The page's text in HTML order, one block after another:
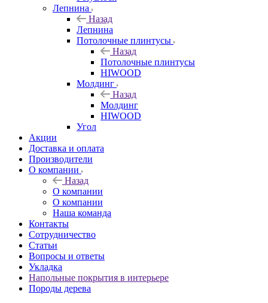
Лепнина
Назад
Лепнина
Потолочные плинтусы
Назад
Потолочные плинтусы
HIWOOD
Молдинг
Назад
Молдинг
HIWOOD
Угол
Акции
Доставка и оплата
Производители
О компании
Назад
О компании
О компании
Наша команда
Контакты
Сотрудничество
Статьи
Вопросы и ответы
Укладка
Напольные покрытия в интерьере
Породы дерева